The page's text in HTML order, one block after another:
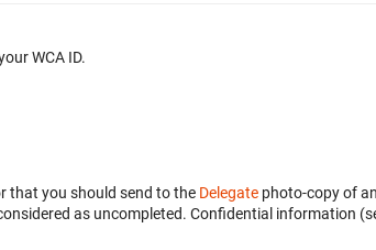
WCA ID.
that you should send to the Delegate photo-copy of
as uncompleted. Confidential information